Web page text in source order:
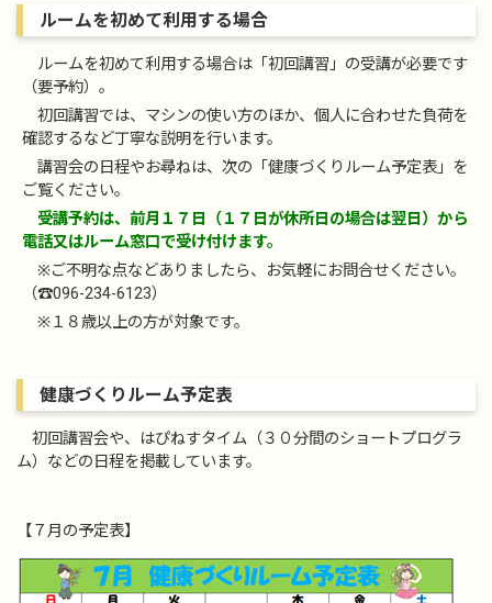
ルームを初めて利用する場合
ルームを初めて利用する場合は「初回講習」の受講が必要です
（要予約）。
初回講習では、マシンの使い方のほか、個人に合わせた負荷を
確認するなど丁寧な説明を行います。
講習会の日程やお尋ねは、次の「健康づくりルーム予定表」を
ご覧ください。
受講予約は、前月１７日（１７日が休所日の場合は翌日）から
電話又はルーム窓口で受け付けます。
※ご不明な点などありましたら、お気軽にお問合せください。
（☎096-234-6123）
※１８歳以上の方が対象です。
健康づくりルーム予定表
初回講習会や、はぴねすタイム（３０分間のショートプログラ
ム）などの日程を掲載しています。
【７月の予定表】